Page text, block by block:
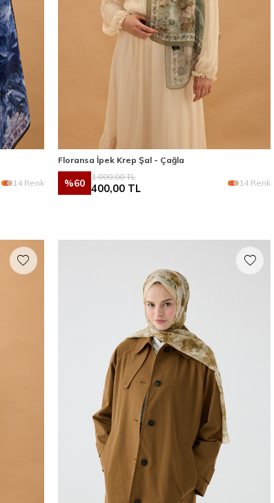
14 Renk
Floransa İpek Krep Şal - Çağla
%60
1.000,00TL
400,00TL 14 Renk